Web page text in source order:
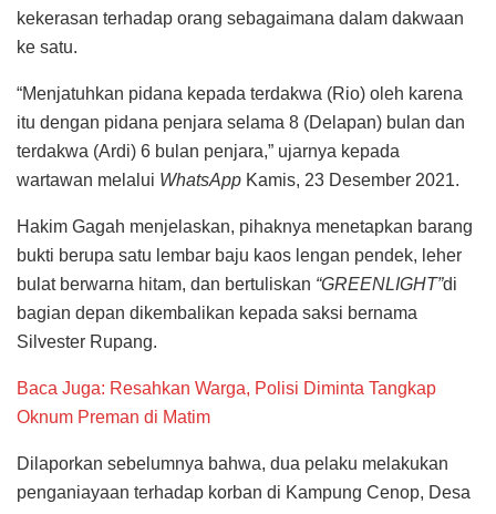
kekerasan terhadap orang sebagaimana dalam dakwaan
ke satu.
“Menjatuhkan pidana kepada terdakwa (Rio) oleh karena
itu dengan pidana penjara selama 8 (Delapan) bulan dan
terdakwa (Ardi) 6 bulan penjara,” ujarnya kepada
wartawan melalui WhatsApp Kamis, 23 Desember 2021.
Hakim Gagah menjelaskan, pihaknya menetapkan barang
bukti berupa satu lembar baju kaos lengan pendek, leher
bulat berwarna hitam, dan bertuliskan “GREENLIGHT”di
bagian depan dikembalikan kepada saksi bernama
Silvester Rupang.
Baca Juga: Resahkan Warga, Polisi Diminta Tangkap
Oknum Preman di Matim
Dilaporkan sebelumnya bahwa, dua pelaku melakukan
penganiayaan terhadap korban di Kampung Cenop, Desa